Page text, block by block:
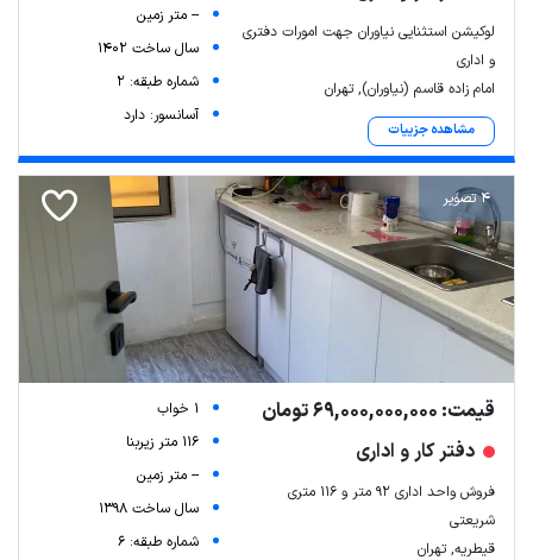
لوکیشن استثنایی نیاوران جهت امورات دفتری
و اداری
امام زاده قاسم (نیاوران), تهران
مشاهده جزییات
-- متر زمین
سال ساخت 1402
شماره طبقه: 2
آسانسور: دارد
4 تصویر
قیمت: 69,000,000,000 تومان
دفتر کار و اداری
فروش واحد اداری ۹۲ متر و ۱۱۶ متری
شریعتی
قیطریه, تهران
1 خواب
116 متر زیربنا
-- متر زمین
سال ساخت 1398
شماره طبقه: 6